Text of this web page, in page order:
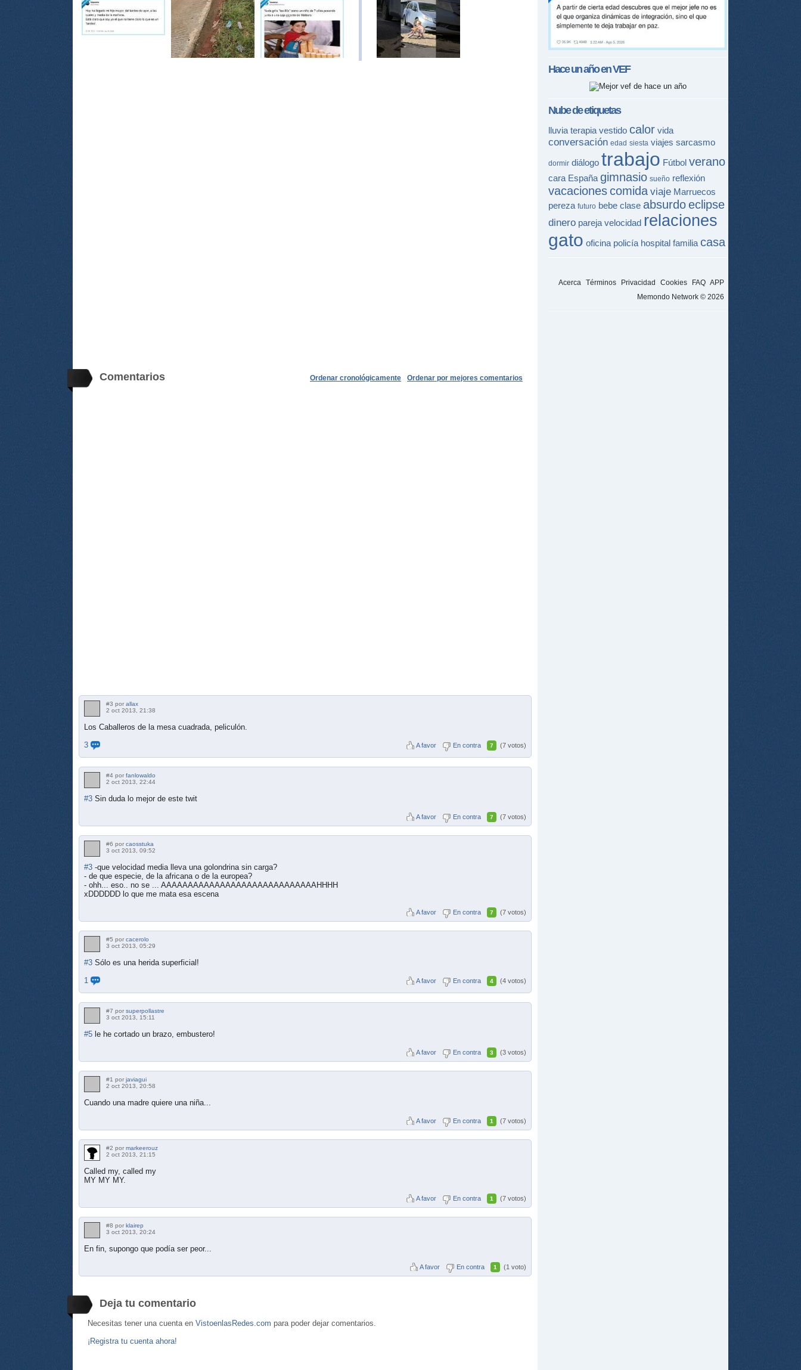
Comentarios Ordenar por mejores comentarios
Ordenar cronológicamente
#3 por allax
2 oct 2013, 21:38
Los Caballeros de la mesa cuadrada, peliculón.
3
A favor En contra 7 (7 votos)
#4 por fanlowaldo
2 oct 2013, 22:44
#3 Sin duda lo mejor de este twit
A favor En contra 7 (7 votos)
#6 por caosstuka
3 oct 2013, 09:52
#3 -que velocidad media lleva una golondrina sin carga?
- de que especie, de la africana o de la europea?
- ohh... eso.. no se ... AAAAAAAAAAAAAAAAAAAAAAAAAAAAAHHHH
xDDDDDD lo que me mata esa escena
A favor En contra 7 (7 votos)
#5 por cacerolo
3 oct 2013, 05:29
#3 Sólo es una herida superficial!
1
A favor En contra 4 (4 votos)
#7 por superpollastre
3 oct 2013, 15:11
#5 le he cortado un brazo, embustero!
A favor En contra 3 (3 votos)
#1 por javiagui
2 oct 2013, 20:58
Cuando una madre quiere una niña...
A favor En contra 1 (7 votos)
#2 por markeerouz
2 oct 2013, 21:15
Called my, called my
MY MY MY.
A favor En contra 1 (7 votos)
#8 por klairep
3 oct 2013, 20:24
En fin, supongo que podía ser peor...
A favor En contra 1 (1 voto)
Deja tu comentario
Necesitas tener una cuenta en VistoenlasRedes.com para poder dejar comentarios.
¡Registra tu cuenta ahora!
Hace un año enVEF
Nube de etiquetas
lluvia terapia vestido calor vida
conversación edad siesta viajes sarcasmo
dormir diálogo trabajo Fútbol verano
cara España gimnasio sueño reflexión
vacacionescomida viaje Marruecos
pereza futuro bebe clase absurdoeclipse
dinero pareja velocidad relaciones
gato oficina policía hospital familia casa
Acerca Términos Privacidad Cookies FAQ APP
Memondo Network © 2026